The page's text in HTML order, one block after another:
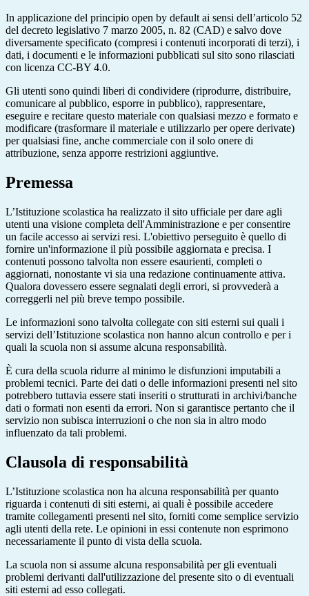
In applicazione del principio open by default ai sensi dell’articolo 52
del decreto legislativo 7 marzo 2005, n. 82 (CAD) e salvo dove
diversamente specificato (compresi i contenuti incorporati di terzi), i
dati, i documenti e le informazioni pubblicati sul sito sono rilasciati
con licenza CC-BY 4.0.
Gli utenti sono quindi liberi di condividere (riprodurre, distribuire,
comunicare al pubblico, esporre in pubblico), rappresentare,
eseguire e recitare questo materiale con qualsiasi mezzo e formato e
modificare (trasformare il materiale e utilizzarlo per opere derivate)
per qualsiasi fine, anche commerciale con il solo onere di
attribuzione, senza apporre restrizioni aggiuntive.
Premessa
L’Istituzione scolastica ha realizzato il sito ufficiale per dare agli
utenti una visione completa dell'Amministrazione e per consentire
un facile accesso ai servizi resi. L'obiettivo perseguito è quello di
fornire un'informazione il più possibile aggiornata e precisa. I
contenuti possono talvolta non essere esaurienti, completi o
aggiornati, nonostante vi sia una redazione continuamente attiva.
Qualora dovessero essere segnalati degli errori, si provvederà a
correggerli nel più breve tempo possibile.
Le informazioni sono talvolta collegate con siti esterni sui quali i
servizi dell’Istituzione scolastica non hanno alcun controllo e per i
quali la scuola non si assume alcuna responsabilità.
È cura della scuola ridurre al minimo le disfunzioni imputabili a
problemi tecnici. Parte dei dati o delle informazioni presenti nel sito
potrebbero tuttavia essere stati inseriti o strutturati in archivi/banche
dati o formati non esenti da errori. Non si garantisce pertanto che il
servizio non subisca interruzioni o che non sia in altro modo
influenzato da tali problemi.
Clausola di responsabilità
L’Istituzione scolastica non ha alcuna responsabilità per quanto
riguarda i contenuti di siti esterni, ai quali è possibile accedere
tramite collegamenti presenti nel sito, forniti come semplice servizio
agli utenti della rete. Le opinioni in essi contenute non esprimono
necessariamente il punto di vista della scuola.
La scuola non si assume alcuna responsabilità per gli eventuali
problemi derivanti dall'utilizzazione del presente sito o di eventuali
siti esterni ad esso collegati.